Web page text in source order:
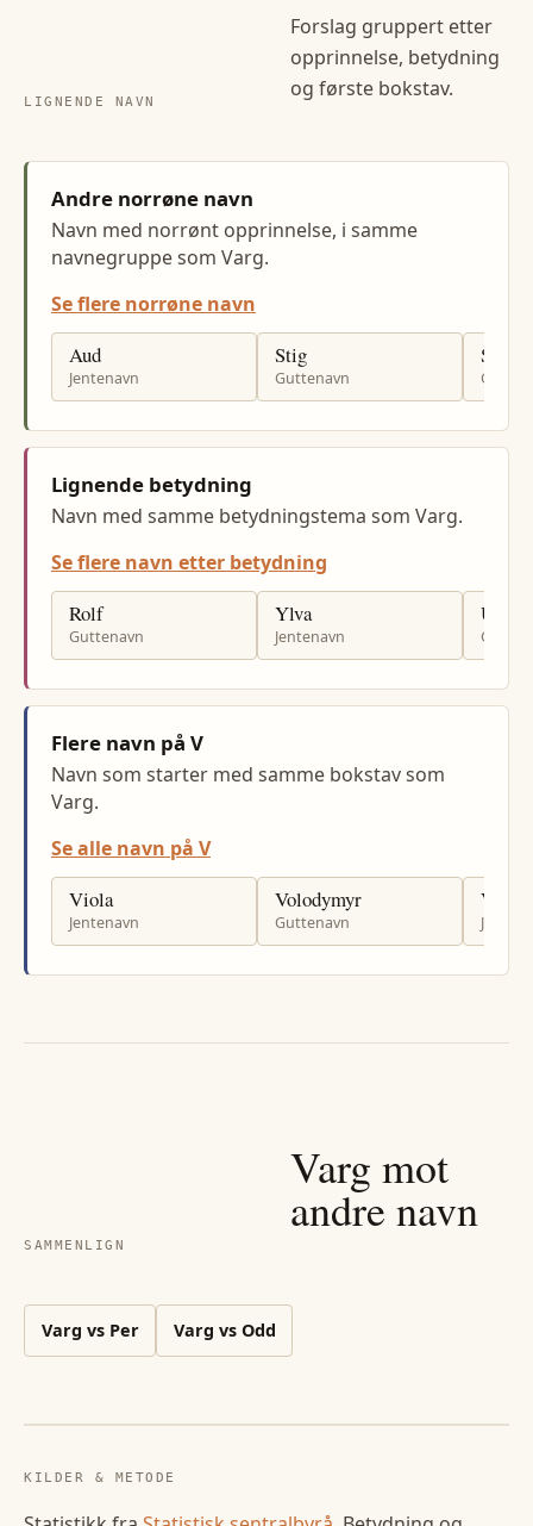
LIGNENDE NAVN
Forslag gruppert etter
opprinnelse, betydning
og første bokstav.
Andre norrøne navn
Navn med norrønt opprinnelse, i samme
navnegruppe som Varg.
Se flere norrøne navn
Aud
Jentenavn
Stig
Guttenavn
Stein
Lignende betydning
Navn med samme betydningstema som Varg.
Se flere navn etter betydning
Rolf
Guttenavn
Ylva
Jentenavn
Ulf
Flere navn på V
Navn som starter med samme bokstav som
Varg.
Se alle navn på V
Viola
Jentenavn
Volodymyr
Guttenavn
SAMMENLIGN
Varg mot
andre navn
Varg vs Per Varg vs Odd
KILDER & METODE